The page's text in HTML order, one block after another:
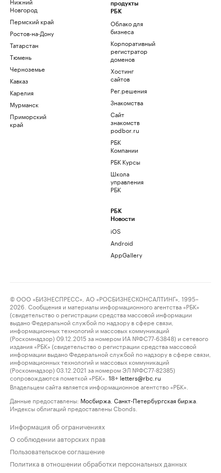
Новгород
Пермский край
Ростов-на-Дону
Татарстан
Тюмень
Черноземье
Кавказ
Карелия
Мурманск
Приморский
край
продукты
РБК
Облако для
бизнеса
Корпоративный
регистратор
доменов
Хостинг
сайтов
Рег.решения
Знакомства
Сайт
знакомств
podbor.ru
РБК
Компании
РБК Курсы
Школа
управления
РБК
РБК
Новости
iOS
Android
AppGallery
© ООО «БИЗНЕСПРЕСС», АО «РОСБИЗНЕСКОНСАЛТИНГ», 1995–
2026. Сообщения и материалы информационного агентства «РБК»
(свидетельство о регистрации средства массовой информации
выдано Федеральной службой по надзору в сфере связи,
информационных технологий и массовых коммуникаций
(Роскомнадзор) 09.12.2015 за номером ИА №ФС77-63848) и сетевого
издания «РБК» (свидетельство о регистрации средства массовой
информации выдано Федеральной службой по надзору в сфере связи,
информационных технологий и массовых коммуникаций
(Роскомнадзор) 03.12.2021 за номером ЭЛ №ФС77-82385)
сопровождаются пометкой «РБК».
18+ letters@rbc.ru
Владельцем сайта является информационное агентство «РБК».
Данные предоставлены: Мосбиржа Санкт-Петербургская биржа
Индексы облигаций предоставлены Cbonds.
Информация об ограничениях
О соблюдении авторских прав
Пользовательское соглашение
Политика в отношении обработки персональных данных